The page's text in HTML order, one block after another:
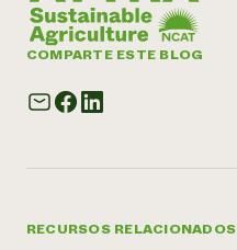
COMPARTE ESTE BLOG
RECURSOS RELACIONADOS